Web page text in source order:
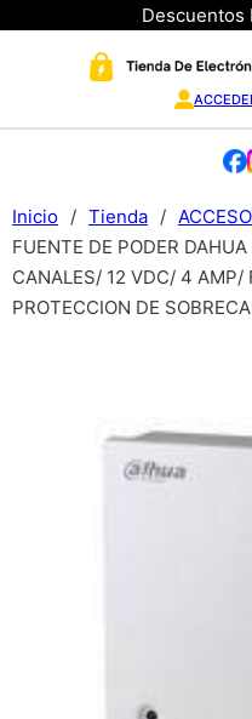
Descuentos
Inicio / Tienda /
FUENTE DE PODER
CANALES/ 12 VDC/ 4 AMP/
PROTECCION DE